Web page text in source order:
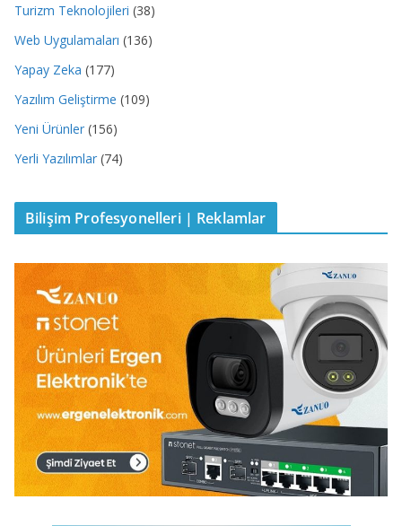
Turizm Teknolojileri (38)
Web Uygulamaları (136)
Yapay Zeka (177)
Yazılım Geliştirme (109)
Yeni Ürünler (156)
Yerli Yazılımlar (74)
Bilişim Profesyonelleri | Reklamlar